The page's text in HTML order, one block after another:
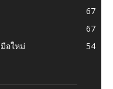
67
67
อใหม่
54